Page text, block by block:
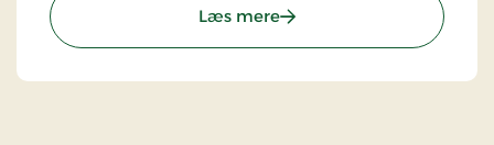
Læs mere: Sæby Glaspusteri